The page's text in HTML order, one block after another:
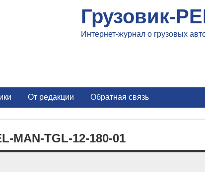
Грузовик-
Интернет-журнал о грузовых
От редакции Обратная связь
MAN-TGL-12-180-01